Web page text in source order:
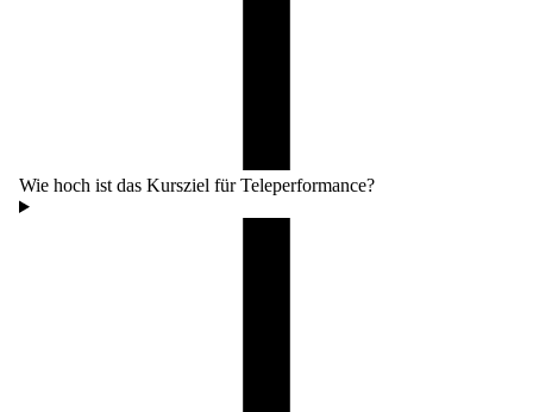
Wie hoch ist das Kursziel für Teleperformance?